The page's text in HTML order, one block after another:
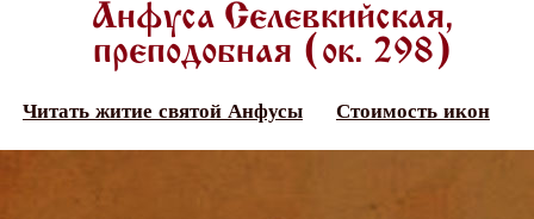
Анфуса Селевкийская,
преподобная (ок. 298)
Читать житие святой Анфусы Стоимость икон